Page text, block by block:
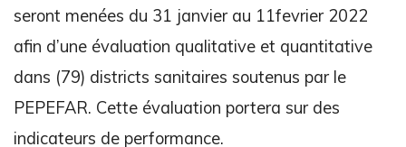
seront menées du 31 janvier au 11fevrier 2022
afin d’une évaluation qualitative et quantitative
dans (79) districts sanitaires soutenus par le
PEPEFAR. Cette évaluation portera sur des
indicateurs de performance.